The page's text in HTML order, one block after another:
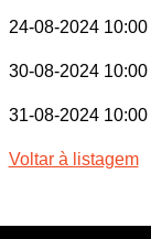
24-08-2024 10:00
30-08-2024 10:00
31-08-2024 10:00
Voltar à listagem